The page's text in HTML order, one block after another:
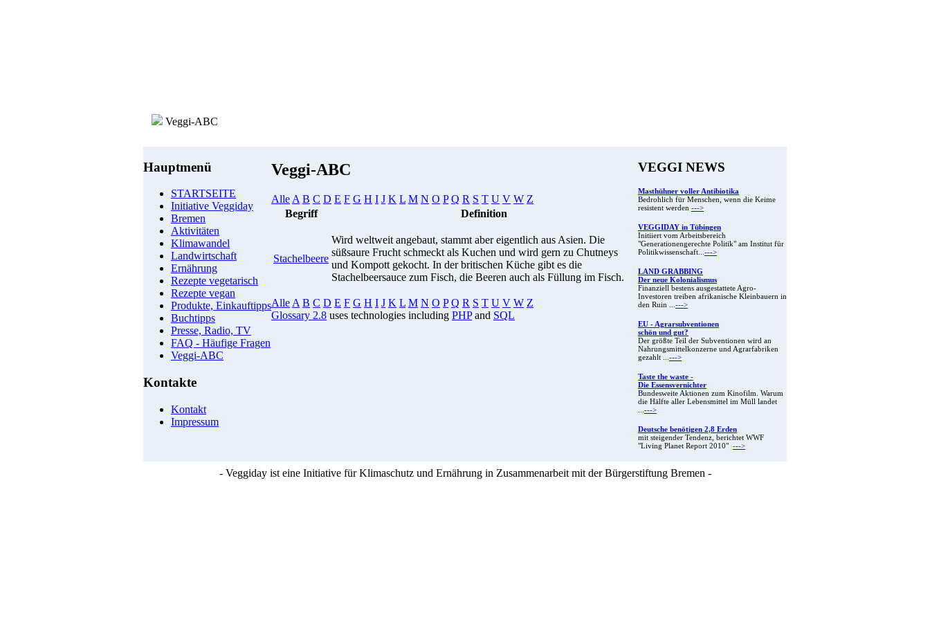
Veggi-ABC
Hauptmenü
STARTSEITE
Initiative Veggiday
Bremen
Aktivitäten
Klimawandel
Landwirtschaft
Ernährung
Rezepte vegetarisch
Rezepte vegan
Produkte, Einkauftipps
Buchtipps
Presse, Radio, TV
FAQ - Häufige Fragen
Veggi-ABC
Kontakte
Kontakt
Impressum
Veggi-ABC
Alle A B C D E F G H I J K L M N O P Q R S T U V W Z
Begriff
Definition
Stachelbeere
Wird weltweit angebaut, stammt aber eigentlich aus Asien. Die
süßsaure Frucht schmeckt als Kuchen und wird gern zu Chutneys
und Kompott gekocht. In der britischen Küche gibt es die
Stachelbeersauce zum Fisch, die Beeren auch als Füllung im Fisch.
Alle A B C D E F G H I J K L M N O P Q R S T U V W Z
Glossary 2.8 uses technologies including PHPand SQL
VEGGI NEWS
Masthühner voller Antibiotika
Bedrohlich für Menschen, wenn die Keime
resistent werden --->
VEGGIDAY in Tübingen
Initiiert vom Arbeitsbereich
"Generationengerechte Politik" am Institut für
Politikwissenschaft...--->
LAND GRABBING
Der neue Kolonialismus
Finanziell bestens ausgestattete Agro-
Investoren treiben afrikanische Kleinbauern in
den Ruin ...--->
EU - Agrarsubventionen
schön und gut?
Der größte Teil der Subventionen wird an
Nahrungsmittelkonzerne und Agrarfabriken
gezahlt ...--->
Taste the waste -
Die Essensvernichter
Bundesweite Aktionen zum Kinofilm. Warum
die Hälfte aller Lebensmittel im Müll landet
...--->
Deutsche benötigen 2,8 Erden
mit steigender Tendenz, berichtet WWF
"Living Planet Report 2010" --->
- Veggiday ist eine Initiative für Klimaschutz und Ernährung in Zusammenarbeit mit der Bürgerstiftung Bremen -